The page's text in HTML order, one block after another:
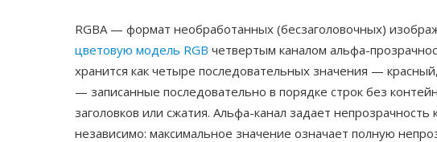
RGBA — формат необработанных (бесзаголовочных)
цветовую модель RGB четвертым каналом альфа-
хранится как четыре последовательных значения —
— записанные последовательно в порядке строк без
заголовков или сжатия. Альфа-канал задает непрозрачность
независимо: максимальное значение означает полную